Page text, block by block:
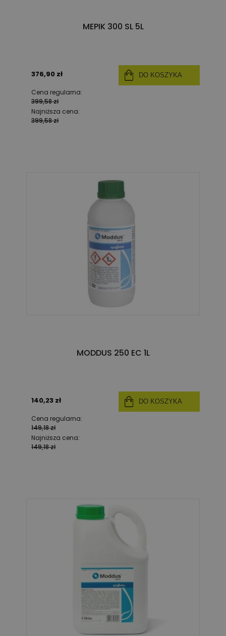
MEPIK 300 SL 5L
376,90 zł
Cena regularna:
399,58 zł
Najniższa cena:
399,58 zł
DO KOSZYKA
MODDUS 250 EC 1L
140,23 zł
Cena regularna:
149,18 zł
Najniższa cena:
149,18 zł
DO KOSZYKA